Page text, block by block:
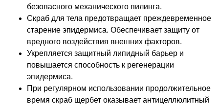
безопасного механического пилинга.
Скраб для тела предотвращает преждевременное
старение эпидермиса. Обеспечивает защиту от
вредного воздействия внешних факторов.
Укрепляется защитный липидный барьер и
повышается способность к регенерации
эпидермиса.
При регулярном использовании продолжительное
время скраб щербет оказывает антицеллюлитный